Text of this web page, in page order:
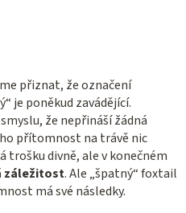
přiznat, že označení
je poněkud zavádějící.
že nepřináší žádná
přítomnost na trávě nic
trošku divně, ale v konečném
záležitost. Ale „špatný“ foxtail
má své následky.